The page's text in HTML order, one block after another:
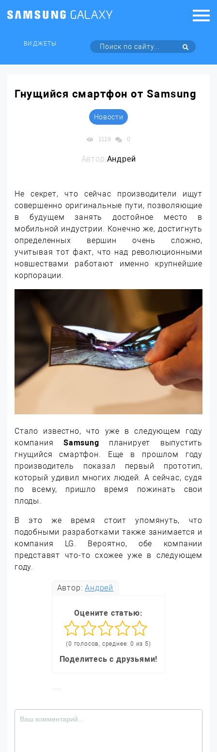
ВИДЖЕТЫ
Гнущийся смартфон от Samsung
Новости
1119 0
Автор:Андрей
Не секрет, что сейчас производители ищут
совершенно оригинальные пути, позволяющие
в будущем занять достойное место в
мобильной индустрии. Конечно же, достигнуть
определенных вершин очень сложно,
учитывая тот факт, что над революционными
новшествами работают именно крупнейшие
корпорации.
Стало известно, что уже в следующем году
компания Samsung планирует выпустить
гнущийся смартфон. Еще в прошлом году
производитель показал первый прототип,
который удивил многих людей. А сейчас, судя
по всему, пришло время пожинать свои
плоды.
В это же время стоит упомянуть, что
подобными разработками также занимается и
компания LG. Вероятно, обе компании
представят что-то схожее уже в следующем
году.
Автор:Андрей
Оцените статью:
(0 голосов, среднее: 0 из 5)
Поделитесь с друзьями!